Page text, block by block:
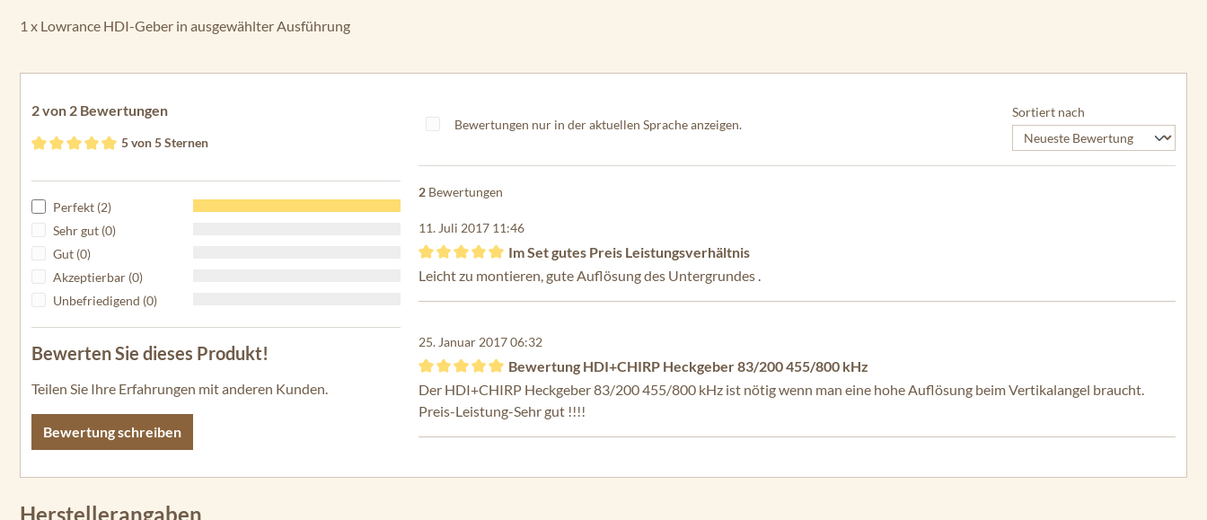
1 x Lowrance HDI-Geber in ausgewählter Ausführung
2 von 2 Bewertungen
5 von 5 Sternen
Perfekt (2)
Sehr gut (0)
Gut (0)
Akzeptierbar (0)
Unbefriedigend (0)
Bewerten Sie dieses Produkt!
Teilen Sie Ihre Erfahrungen mit anderen Kunden.
Bewertung schreiben
Bewertungen nur in der aktuellen Sprache anzeigen.
Sortiert nach
2 Bewertungen
11. Juli 2017 11:46
Bewertung mit 5 von 5 Sternen
Im Set gutes Preis Leistungsverhältnis
Leicht zu montieren, gute Auflösung des Untergrundes .
25. Januar 2017 06:32
Bewertung mit 5 von 5 Sternen
Bewertung HDI+CHIRP Heckgeber 83/200 455/800 kHz
Der HDI+CHIRP Heckgeber 83/200 455/800 kHz ist nötig wenn man eine hohe Auflösung beim Vertikalangel braucht.
Preis-Leistung-Sehr gut !!!!
Herstellerangaben